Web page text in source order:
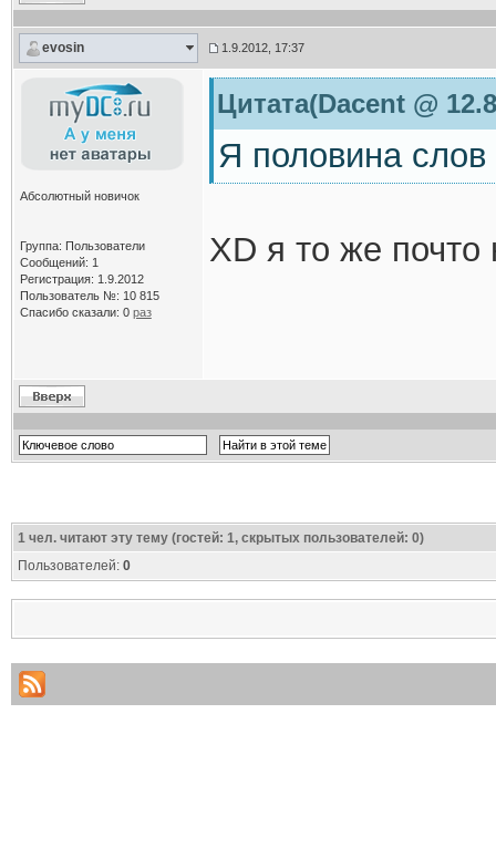
evosin 1.9.2012, 17:37
Абсолютный новичок
Группа: Пользователи
Сообщений: 1
Регистрация: 1.9.2012
Пользователь №: 10 815
Спасибо сказали: 0 раз
Цитата(Dacent @
Я половина
ХD я то же почто
1чел. читают эту тему (гостей: 1, скрытых пользователей: 0)
Пользователей: 0